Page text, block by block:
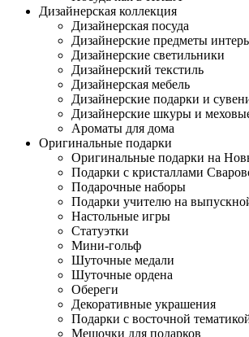
Дизайнерская коллекция
Дизайнерская посуда
Дизайнерские предметы
Дизайнерские светильники
Дизайнерский текстиль
Дизайнерская мебель
Дизайнерские подарки и
Дизайнерские шкуры и
Ароматы для дома
Оригинальные подарки
Оригинальные подарки на
Подарки с кристаллами
Подарочные наборы
Подарки учителю на
Настольные игры
Статуэтки
Мини-гольф
Шуточные медали
Шуточные ордена
Обереги
Декоративные украшения
Подарки с восточной
Мешочки для подарков